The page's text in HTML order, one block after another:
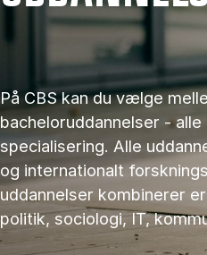
På CBS kan du vælge
bacheloruddannelser - alle
specialisering. Alle
og internationalt
uddannelser kombinerer
politik, sociologi, IT,